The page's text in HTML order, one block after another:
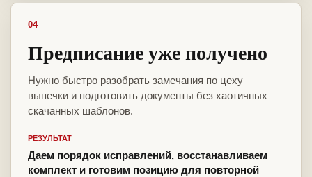
04
Предписание уже получено
Нужно быстро разобрать замечания по цеху
выпечки и подготовить документы без хаотичных
скачанных шаблонов.
РЕЗУЛЬТАТ
Даем порядок исправлений, восстанавливаем
комплект и готовим позицию для повторной